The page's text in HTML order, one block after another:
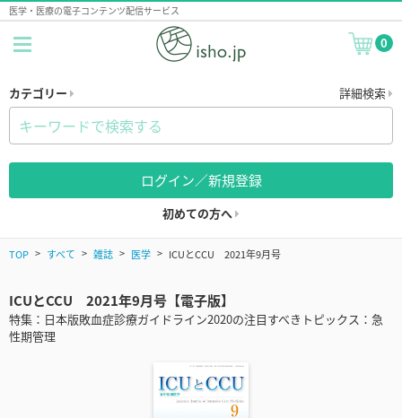
医学・医療の電子コンテンツ配信サービス
0
カテゴリー 詳細検索
ログイン／新規登録
初めての方へ
TOP すべて 雑誌 医学 ICUとCCU 2021年9月号
ICUとCCU 2021年9月号【電子版】
特集：日本版敗血症診療ガイドライン2020の注目すべきトピックス：急
性期管理